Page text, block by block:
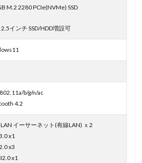
M.2 2280 PCIe(NVMe) SSD
2.5インチ SSD/HDD増設可
b/g/n/ac
4.2
LAN イーサーネット(有線LAN) ｘ2
x1
x3
x1